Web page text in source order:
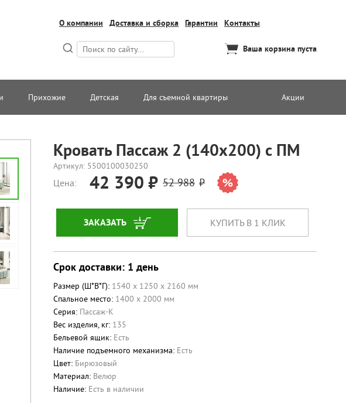
О компании Доставка и сборка Гарантии Контакты
Ваша корзина пуста
Прихожие Детская Для съемной квартиры Акции
Кровать Пассаж 2 (140х200) с ПМ
Артикул: 5500100030250
Цена: 42 390 52 988
ЗАКАЗАТЬ КУПИТЬ В 1 КЛИК
Срок доставки: 1 день
Размер (Ш*В*Г): 1540 x 1250 x 2160 мм
Спальное место: 1400 х 2000 мм
Серия: Пассаж-К
Вес изделия, кг: 135
Бельевой ящик: Есть
Наличие подъемного механизма: Есть
Цвет: Бирюзовый
Материал: Велюр
Наличие: Есть в наличии